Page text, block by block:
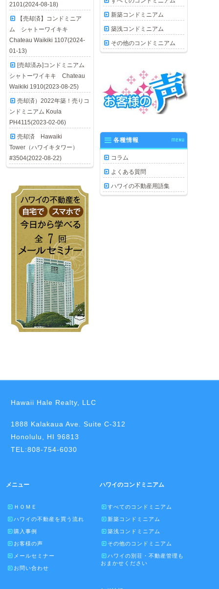
2101(2024-08-18)
【売却済】コンドミニア
ム シャトーワイキキ
Chateau Waikiki 1107(2024-
01-13)
[売却済み]コンドミニアム
シャトーワイキキ Chateau
Waikiki 1910(2023-08-25)
売却済）2022年築！売りコ
ンドミニアム Koula
PH4115(2023-02-06)
売却済 Hawaiki
Tower（ハワイキタワー）
#3504(2022-08-22)
新築コンドミニアム
築浅コンドミニアム
その他のコンドミニアム
各種情報 MENU
コラム
よくある質問
ハワイの不動産用語集
Hawaii Hale Realty, LLC
1888 Kalakaua Ave. Suite C-312
Honolulu, HI 96813
TEL:808-754-6030
メニュー
ＨＯＭＥ
ハワイの不動産を買う流れ
購入事例
お客様の声
メールセミナー
お問い合わせ
ハワイのコンドミニアム
すべてのコンドミニアム
新築コンドミニアム
築浅コンドミニアム
その他のコンドミニアム
ハワイの別荘・不動産管理も
おまかせください